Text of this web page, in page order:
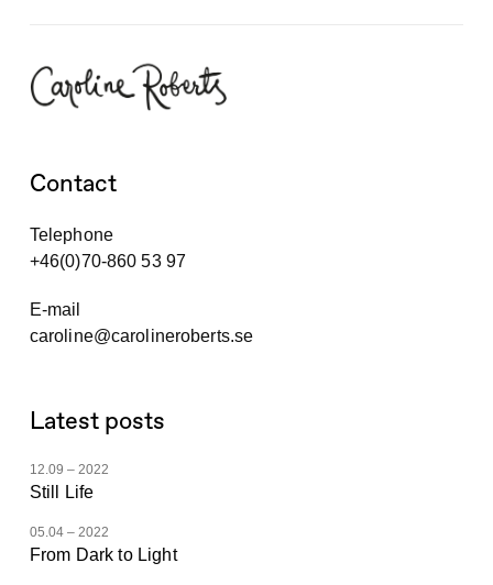
Contact
Telephone
+46(0)70-860 53 97
E-mail
caroline@carolineroberts.se
Latest posts
12.09 – 2022
Still Life
05.04 – 2022
From Dark to Light